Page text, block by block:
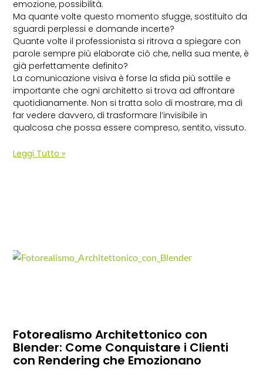
emozione, possibilità.
Ma quante volte questo momento sfugge, sostituito da
sguardi perplessi e domande incerte?
Quante volte il professionista si ritrova a spiegare con
parole sempre più elaborate ciò che, nella sua mente, è
già perfettamente definito?
La comunicazione visiva è forse la sfida più sottile e
importante che ogni architetto si trova ad affrontare
quotidianamente. Non si tratta solo di mostrare, ma di
far vedere davvero, di trasformare l’invisibile in
qualcosa che possa essere compreso, sentito, vissuto.
Leggi Tutto »
Fotorealismo Architettonico con
Blender: Come Conquistare i Clienti
con Rendering che Emozionano